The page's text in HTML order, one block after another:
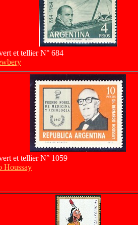
et tellier N° 684
et tellier N° 1059
Houssay